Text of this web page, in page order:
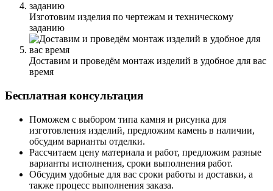
Изготовим изделия по чертежам и техническому
заданию
Доставим и проведём монтаж изделий в удобное для вас
время
Бесплатная консультация
Поможем с выбором типа камня и рисунка для
изготовления изделий, предложим камень в наличии,
обсудим варианты отделки.
Рассчитаем цену материала и работ, предложим разные
варианты исполнения, сроки выполнения работ.
Обсудим удобные для вас сроки работы и доставки, а
также процесс выполнения заказа.